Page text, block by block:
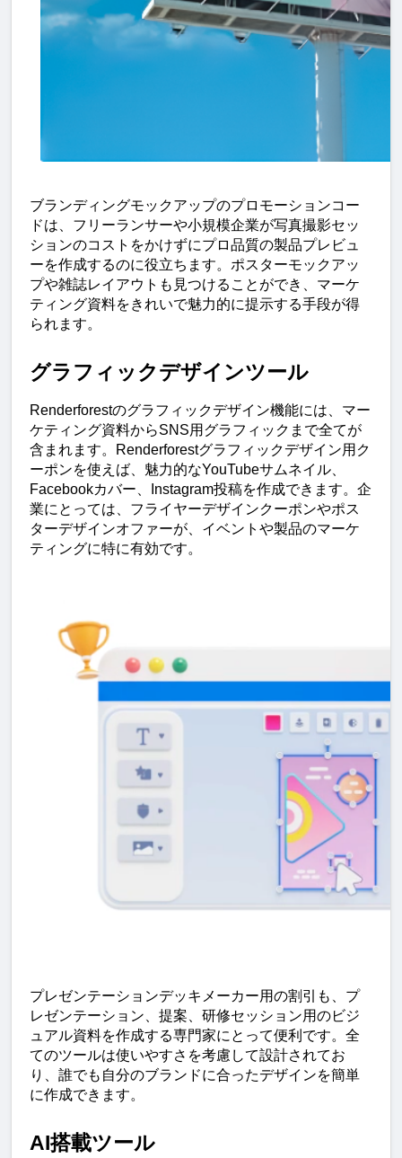
ブランディングモックアップのプロモーションコー
ドは、フリーランサーや小規模企業が写真撮影セッ
ションのコストをかけずにプロ品質の製品プレビュ
ーを作成するのに役立ちます。ポスターモックアッ
プや雑誌レイアウトも見つけることができ、マーケ
ティング資料をきれいで魅力的に提示する手段が得
られます。
グラフィックデザインツール
Renderforestのグラフィックデザイン機能には、マー
ケティング資料からSNS用グラフィックまで全てが
含まれます。Renderforestグラフィックデザイン用ク
ーポンを使えば、魅力的なYouTubeサムネイル、
Facebookカバー、Instagram投稿を作成できます。企
業にとっては、フライヤーデザインクーポンやポス
ターデザインオファーが、イベントや製品のマーケ
ティングに特に有効です。
プレゼンテーションデッキメーカー用の割引も、プ
レゼンテーション、提案、研修セッション用のビジ
ュアル資料を作成する専門家にとって便利です。全
てのツールは使いやすさを考慮して設計されてお
り、誰でも自分のブランドに合ったデザインを簡単
に作成できます。
AI搭載ツール